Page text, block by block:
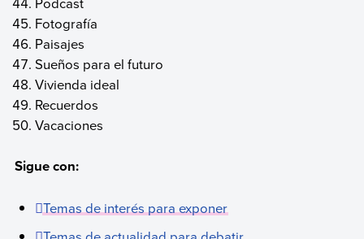
Fotografía
Paisajes
Sueños para el futuro
Vivienda ideal
Recuerdos
Vacaciones
Sigue con:
Temas de interés para exponer